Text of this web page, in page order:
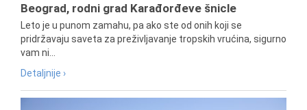
Beograd, rodni grad Karađorđeve šnicle
Leto je u punom zamahu, pa ako ste od onih koji se
pridržavaju saveta za preživljavanje tropskih vrućina, sigurno
vam ni...
Detaljnije ›